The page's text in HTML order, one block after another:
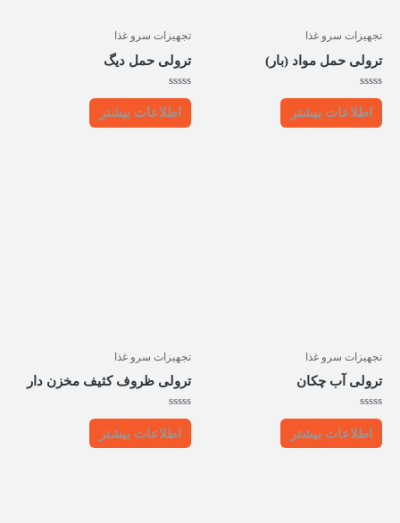
تجهیزات سرو غذا
ترولی حمل مواد (بار)
امتیاز
5
اطلاعات بیشتر
تجهیزات سرو غذا
ترولی حمل دیگ
امتیاز
5
اطلاعات بیشتر
تجهیزات سرو غذا
ترولی آب چکان
امتیاز
5
اطلاعات بیشتر
تجهیزات سرو غذا
ترولی ظروف کثیف مخزن دار
امتیاز
5
اطلاعات بیشتر